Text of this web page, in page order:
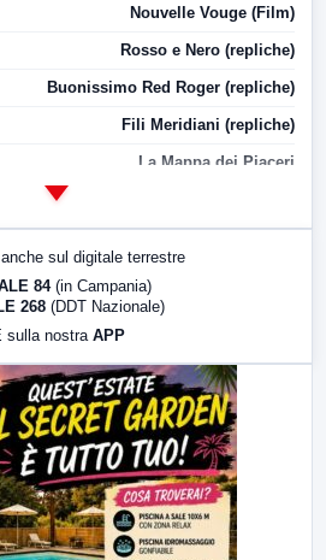
Nouvelle Vouge (Film)
Rosso e Nero (repliche)
Buonissimo Red Roger (repliche)
Fili Meridiani (repliche)
La Mappa dei Piaceri
LabNews (replica)
sul digitale terrestre
84 (in Campania)
268 (DDT Nazionale)
sulla nostra APP